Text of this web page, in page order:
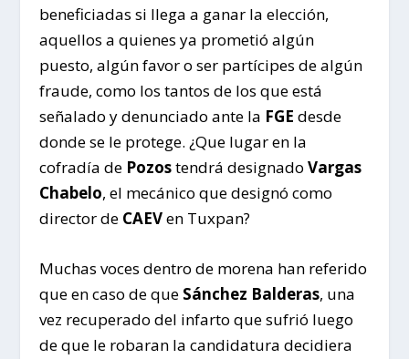
beneficiadas si llega a ganar la elección,
aquellos a quienes ya prometió algún
puesto, algún favor o ser partícipes de algún
fraude, como los tantos de los que está
señalado y denunciado ante la FGE desde
donde se le protege. ¿Que lugar en la
cofradía de Pozostendrá designado Vargas
Chabelo, el mecánico que designó como
director de CAEVen Tuxpan?
Muchas voces dentro de morena han referido
que en caso de que Sánchez Balderas, una
vez recuperado del infarto que sufrió luego
de que le robaran la candidatura decidiera